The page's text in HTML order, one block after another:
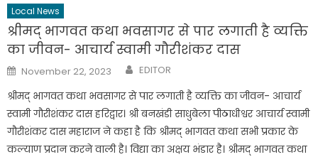
Local News
श्रीमद् भागवत कथा भवसागर से पार लगाती है व्यक्ति
का जीवन- आचार्य स्वामी गौरीशंकर दास
Posted
on
November 22, 2023 Author
EDITOR
श्रीमद् भागवत कथा भवसागर से पार लगाती है व्यक्ति का जीवन- आचार्य
स्वामी गौरीशंकर दास हरिद्वार। श्री बनखंडी साधुबेला पीठाधीश्वर आचार्य स्वामी
गौरीशंकर दास महाराज ने कहा है कि श्रीमद् भागवत कथा सभी प्रकार के
कल्याण प्रदान करने वाली है। विद्या का अक्षय भंडार है। श्रीमद् भागवत कथा